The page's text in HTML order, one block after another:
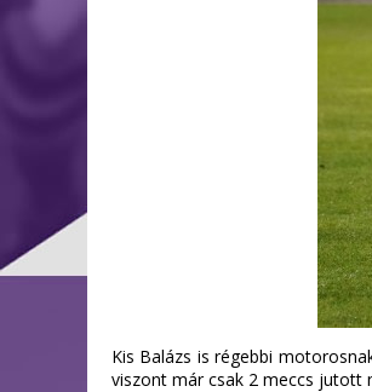
Kis Balázs is régebbi
viszont már csak 2 meccs jutott